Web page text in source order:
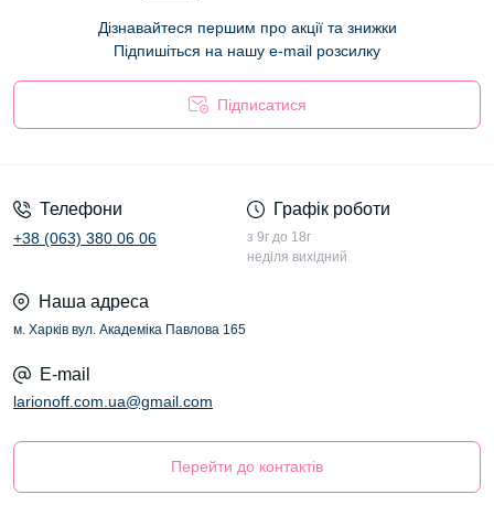
Дізнавайтеся першим про акції та знижки
Підпишіться на нашу e-mail розсилку
Підписатися
Телефони
+38 (063) 380 06 06
Графік роботи
з 9г до 18г
неділя вихідний
Наша адреса
м. Харків вул. Академіка Павлова 165
E-mail
larionoff.com.ua@gmail.com
Перейти до контактів